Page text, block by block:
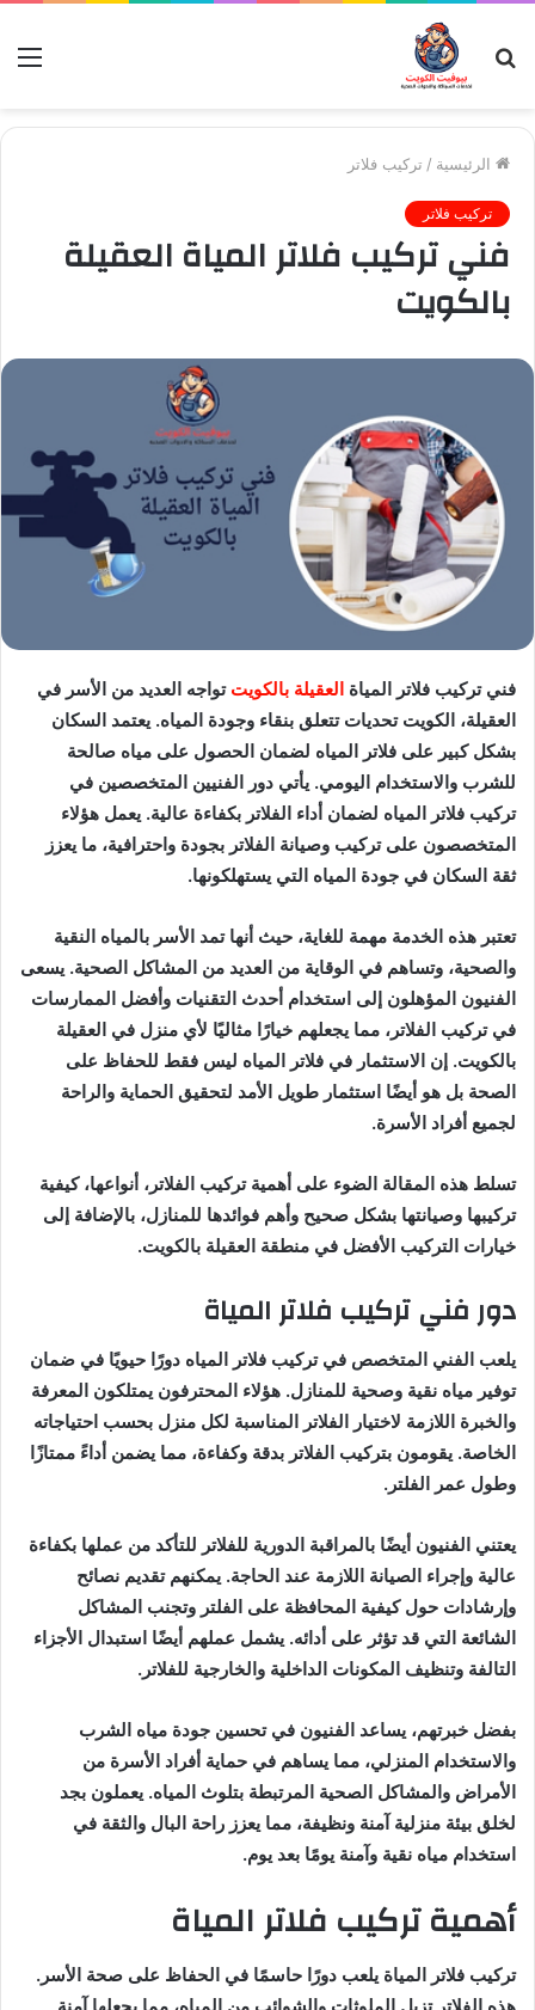
بحث
عن
الرئيسية / تركيب فلاتر
تركيب فلاتر
فني تركيب فلاتر المياة العقيلة
بالكويت
فني تركيب فلاتر المياة العقيلة بالكويت تواجه العديد من الأسر في
العقيلة، الكويت تحديات تتعلق بنقاء وجودة المياه. يعتمد السكان
بشكل كبير على فلاتر المياه لضمان الحصول على مياه صالحة
للشرب والاستخدام اليومي. يأتي دور الفنيين المتخصصين في
تركيب فلاتر المياه لضمان أداء الفلاتر بكفاءة عالية. يعمل هؤلاء
المتخصصون على تركيب وصيانة الفلاتر بجودة واحترافية، ما يعزز
ثقة السكان في جودة المياه التي يستهلكونها.
تعتبر هذه الخدمة مهمة للغاية، حيث أنها تمد الأسر بالمياه النقية
والصحية، وتساهم في الوقاية من العديد من المشاكل الصحية. يسعى
الفنيون المؤهلون إلى استخدام أحدث التقنيات وأفضل الممارسات
في تركيب الفلاتر، مما يجعلهم خيارًا مثاليًا لأي منزل في العقيلة
بالكويت. إن الاستثمار في فلاتر المياه ليس فقط للحفاظ على
الصحة بل هو أيضًا استثمار طويل الأمد لتحقيق الحماية والراحة
لجميع أفراد الأسرة.
تسلط هذه المقالة الضوء على أهمية تركيب الفلاتر، أنواعها، كيفية
تركيبها وصيانتها بشكل صحيح وأهم فوائدها للمنازل، بالإضافة إلى
خيارات التركيب الأفضل في منطقة العقيلة بالكويت.
دور فني تركيب فلاتر المياة
يلعب الفني المتخصص في تركيب فلاتر المياه دورًا حيويًا في ضمان
توفير مياه نقية وصحية للمنازل. هؤلاء المحترفون يمتلكون المعرفة
والخبرة اللازمة لاختيار الفلاتر المناسبة لكل منزل بحسب احتياجاته
الخاصة. يقومون بتركيب الفلاتر بدقة وكفاءة، مما يضمن أداءً ممتازًا
وطول عمر الفلتر.
يعتني الفنيون أيضًا بالمراقبة الدورية للفلاتر للتأكد من عملها بكفاءة
عالية وإجراء الصيانة اللازمة عند الحاجة. يمكنهم تقديم نصائح
وإرشادات حول كيفية المحافظة على الفلتر وتجنب المشاكل
الشائعة التي قد تؤثر على أدائه. يشمل عملهم أيضًا استبدال الأجزاء
التالفة وتنظيف المكونات الداخلية والخارجية للفلاتر.
بفضل خبرتهم، يساعد الفنيون في تحسين جودة مياه الشرب
والاستخدام المنزلي، مما يساهم في حماية أفراد الأسرة من
الأمراض والمشاكل الصحية المرتبطة بتلوث المياه. يعملون بجد
لخلق بيئة منزلية آمنة ونظيفة، مما يعزز راحة البال والثقة في
استخدام مياه نقية وآمنة يومًا بعد يوم.
أهمية تركيب فلاتر المياة
تركيب فلاتر المياة يلعب دورًا حاسمًا في الحفاظ على صحة الأسر.